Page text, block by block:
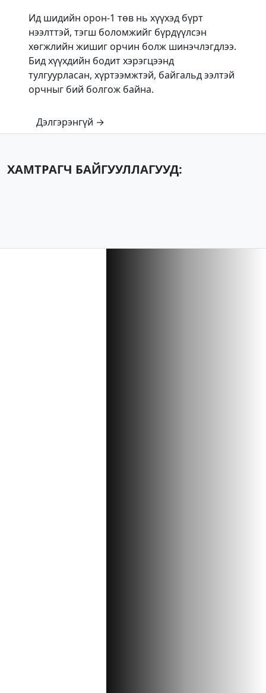
Ид шидийн орон-1 төв нь хүүхэд бүрт
нээлттэй, тэгш боломжийг бүрдүүлсэн
хөгжлийн жишиг орчин болж шинэчлэгдлээ.
Бид хүүхдийн бодит хэрэгцээнд
тулгуурласан, хүртээмжтэй, байгальд ээлтэй
орчныг бий болгож байна.
Дэлгэрэнгүй →
ХАМТРАГЧ БАЙГУУЛЛАГУУД: